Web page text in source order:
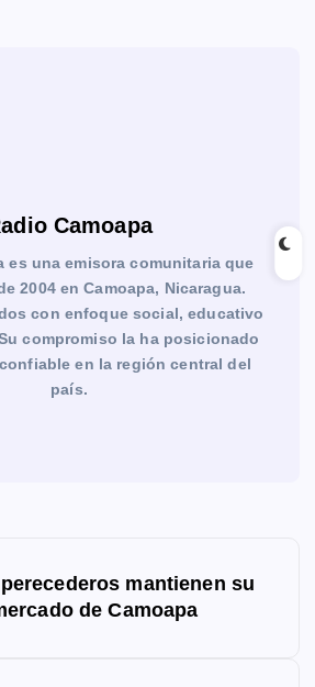
Camoapa
es una emisora comunitaria que
2004 en Camoapa, Nicaragua.
con enfoque social, educativo
compromiso la ha posicionado
en la región central del
país.
mantienen su
de Camoapa